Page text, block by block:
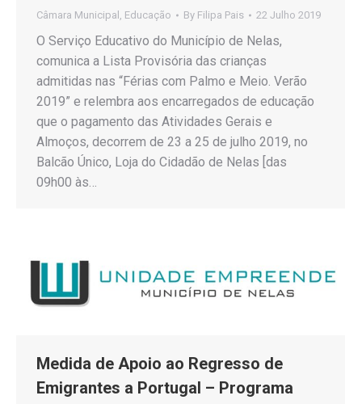
Câmara Municipal , Educação By Filipa Pais 22 Julho 2019
O Serviço Educativo do Município de Nelas,
comunica a Lista Provisória das crianças
admitidas nas “Férias com Palmo e Meio. Verão
2019” e relembra aos encarregados de educação
que o pagamento das Atividades Gerais e
Almoços, decorrem de 23 a 25 de julho 2019, no
Balcão Único, Loja do Cidadão de Nelas [das
09h00 às…
Medida de Apoio ao Regresso de
Emigrantes a Portugal – Programa